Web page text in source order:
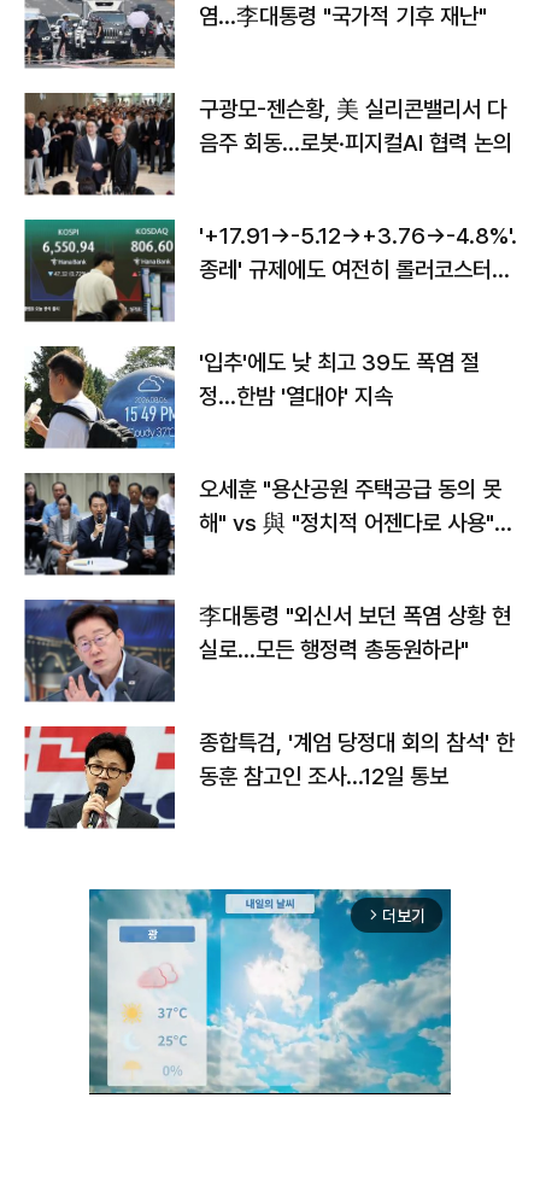
염…李대통령 "국가적 기후 재난"
구광모-젠슨황, 美 실리콘밸리서 다
음주 회동…로봇·피지컬AI 협력 논의
'+17.91→-5.12→+3.76→-4.8%'…'
종레' 규제에도 여전히 롤러코스터
'입추'에도 낮 최고 39도 폭염 절
정…한밤 '열대야' 지속
오세훈 "용산공원 주택공급 동의 못
해" vs 與 "정치적 어젠다로 사용"
李대통령 "외신서 보던 폭염 상황 현
실로…모든 행정력 총동원하라"
종합특검, '계엄 당정대 회의 참석' 한
동훈 참고인 조사...12일 통보
arrow_forward_ios 더보기